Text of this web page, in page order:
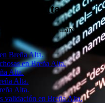
Breña Alta
empresas, particulares y
Breña Alta.
en Breña Alta.
Alta.
Alta.
Alta.
validación en Breña Alta.